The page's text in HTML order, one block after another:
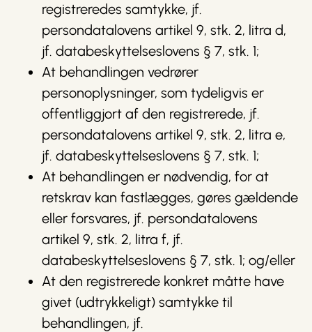
registreredes samtykke, jf.
persondatalovens artikel 9, stk. 2, litra d,
jf. databeskyttelseslovens § 7, stk. 1;
At behandlingen vedrører
personoplysninger, som tydeligvis er
offentliggjort af den registrerede, jf.
persondatalovens artikel 9, stk. 2, litra e,
jf. databeskyttelseslovens § 7, stk. 1;
At behandlingen er nødvendig, for at
retskrav kan fastlægges, gøres gældende
eller forsvares, jf. persondatalovens
artikel 9, stk. 2, litra f, jf.
databeskyttelseslovens § 7, stk. 1; og/eller
At den registrerede konkret måtte have
givet (udtrykkeligt) samtykke til
behandlingen, jf.